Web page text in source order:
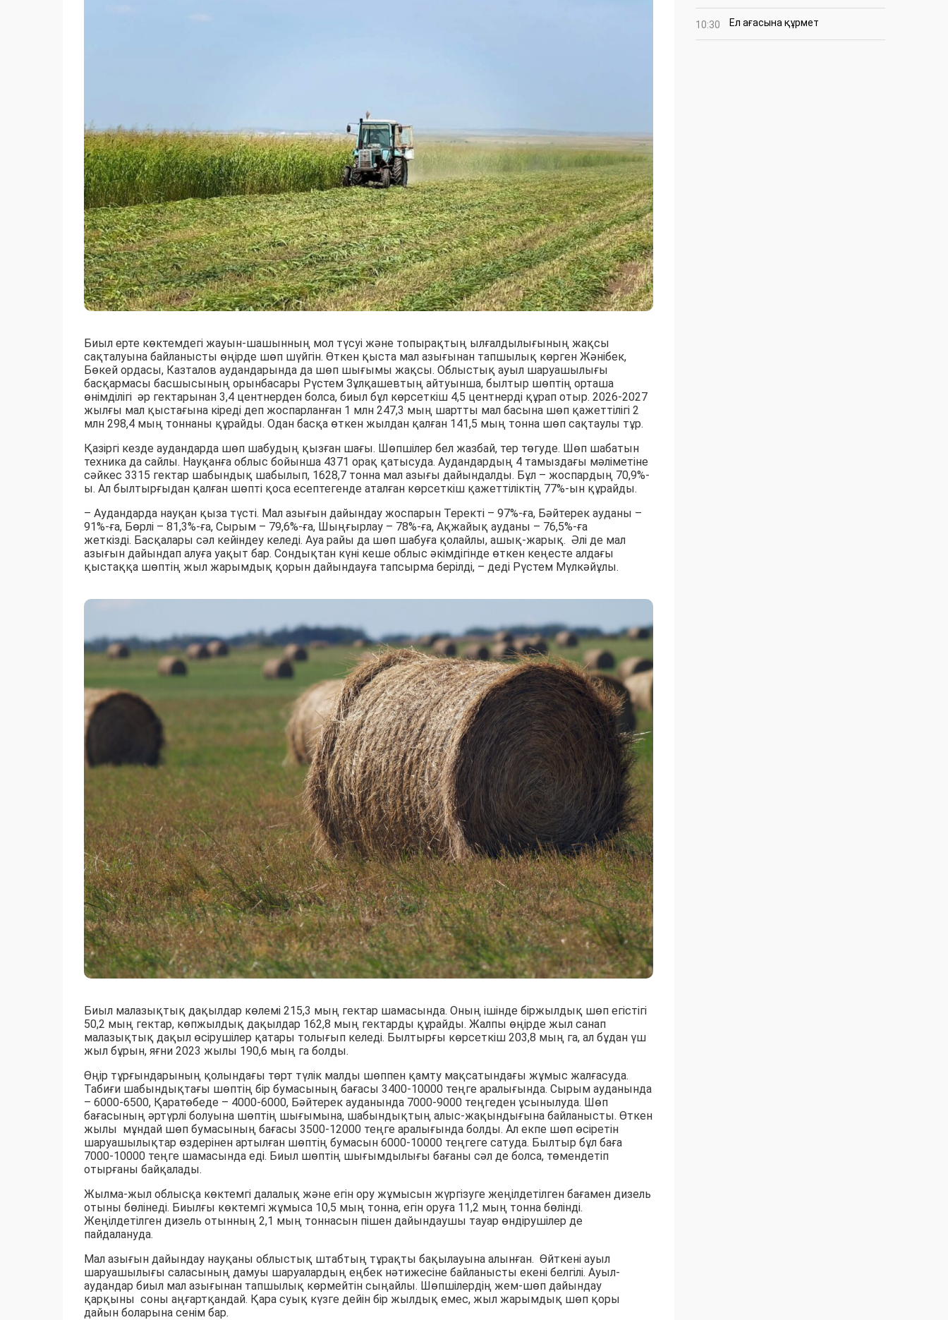
Биыл ерте көктемдегі жауын-шашынның мол түсуі және топырақтың ылғалдылығының жақсы
сақталуына байланысты өңірде шөп шүйгін. Өткен қыста мал азығынан тапшылық көрген Жәнібек,
Бөкей ордасы, Казталов аудандарында да шөп шығымы жақсы. Облыстық ауыл шаруашылығы
басқармасы басшысының орынбасары Рүстем Зұлқашевтың айтуынша, былтыр шөптің орташа
өнімділігі әр гектарынан 3,4 центнерден болса, биыл бұл көрсеткіш 4,5 центнерді құрап отыр. 2026-2027
жылғы мал қыстағына кіреді деп жоспарланған 1 млн 247,3 мың шартты мал басына шөп қажеттілігі 2
млн 298,4 мың тоннаны құрайды. Одан басқа өткен жылдан қалған 141,5 мың тонна шөп сақтаулы тұр.
Қазіргі кезде аудандарда шөп шабудың қызған шағы. Шөпшілер бел жазбай, тер төгуде. Шөп шабатын
техника да сайлы. Науқанға облыс бойынша 4371 орақ қатысуда. Аудандардың 4 тамыздағы мәліметіне
сәйкес 3315 гектар шабындық шабылып, 1628,7 тонна мал азығы дайындалды. Бұл – жоспардың 70,9%-
ы. Ал былтырғыдан қалған шөпті қоса есептегенде аталған көрсеткіш қажеттіліктің 77%-ын құрайды.
– Аудандарда науқан қыза түсті. Мал азығын дайындау жоспарын Теректі – 97%-ға, Бәйтерек ауданы –
91%-ға, Бөрлі – 81,3%-ға, Сырым – 79,6%-ға, Шыңғырлау – 78%-ға, Ақжайық ауданы – 76,5%-ға
жеткізді. Басқалары сәл кейіндеу келеді. Ауа райы да шөп шабуға қолайлы, ашық-жарық. Әлі де мал
азығын дайындап алуға уақыт бар. Сондықтан күні кеше облыс әкімдігінде өткен кеңесте алдағы
қыстаққа шөптің жыл жарымдық қорын дайындауға тапсырма берілді, – деді Рүстем Мүлкәйұлы.
Биыл малазықтық дақылдар көлемі 215,3 мың гектар шамасында. Оның ішінде біржылдық шөп егістігі
50,2 мың гектар, көпжылдық дақылдар 162,8 мың гектарды құрайды. Жалпы өңірде жыл санап
малазықтық дақыл өсірушілер қатары толығып келеді. Былтырғы көрсеткіш 203,8 мың га, ал бұдан үш
жыл бұрын, яғни 2023 жылы 190,6 мың га болды.
Өңір тұрғындарының қолындағы төрт түлік малды шөппен қамту мақсатындағы жұмыс жалғасуда.
Табиғи шабындықтағы шөптің бір бумасының бағасы 3400-10000 теңге аралығында. Сырым ауданында
– 6000-6500, Қаратөбеде – 4000-6000, Бәйтерек ауданында 7000-9000 теңгеден ұсынылуда. Шөп
бағасының әртүрлі болуына шөптің шығымына, шабындықтың алыс-жақындығына байланысты. Өткен
жылы мұндай шөп бумасының бағасы 3500-12000 теңге аралығында болды. Ал екпе шөп өсіретін
шаруашылықтар өздерінен артылған шөптің бумасын 6000-10000 теңгеге сатуда. Былтыр бұл баға
7000-10000 теңге шамасында еді. Биыл шөптің шығымдылығы бағаны сәл де болса, төмендетіп
отырғаны байқалады.
Жылма-жыл облысқа көктемгі далалық және егін ору жұмысын жүргізуге жеңілдетілген бағамен дизель
отыны бөлінеді. Биылғы көктемгі жұмыса 10,5 мың тонна, егін оруға 11,2 мың тонна бөлінді.
Жеңілдетілген дизель отынның 2,1 мың тоннасын пішен дайындаушы тауар өндірушілер де
пайдалануда.
Мал азығын дайындау науқаны облыстық штабтың тұрақты бақылауына алынған. Өйткені ауыл
шаруашылығы саласының дамуы шаруалардың еңбек нәтижесіне байланысты екені белгілі. Ауыл-
аудандар биыл мал азығынан тапшылық көрмейтін сыңайлы. Шөпшілердің жем-шөп дайындау
қарқыны соны аңғартқандай. Қара суық күзге дейін бір жылдық емес, жыл жарымдық шөп қоры
дайын боларына сенім бар.
10:30 Ел ағасына құрмет